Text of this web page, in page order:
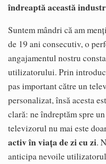
îndreaptă această
Suntem mândri că am
de 19 ani consecutiv, o
angajamentul nostru
utilizatorului. Prin
pas important către un
personalizat, însă acesta
clară: ne îndreptăm spre un
televizorul nu mai este
activ în viața de zi cu zi.
anticipa nevoile